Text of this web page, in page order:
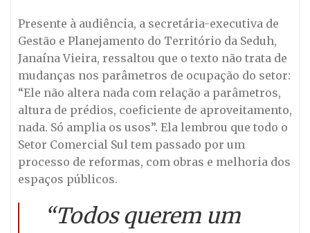
Presente à audiência, a secretária-executiva de
Gestão e Planejamento do Território da Seduh,
Janaína Vieira, ressaltou que o texto não trata de
mudanças nos parâmetros de ocupação do setor:
“Ele não altera nada com relação a parâmetros,
altura de prédios, coeficiente de aproveitamento,
nada. Só amplia os usos”. Ela lembrou que todo o
Setor Comercial Sul tem passado por um
processo de reformas, com obras e melhoria dos
espaços públicos.
“Todos querem um